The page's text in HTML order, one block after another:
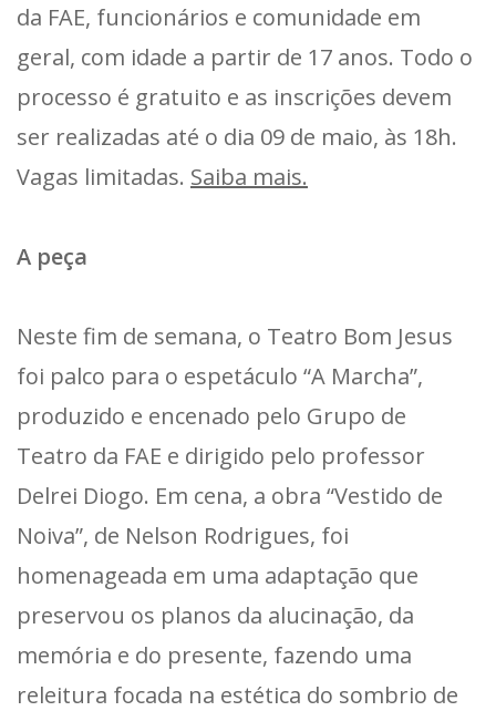
da FAE, funcionários e comunidade em
geral, com idade a partir de 17 anos. Todo o
processo é gratuito e as inscrições devem
ser realizadas até o dia 09 de maio, às 18h.
Vagas limitadas. Saiba mais.
A peça
Neste fim de semana, o Teatro Bom Jesus
foi palco para o espetáculo “A Marcha”,
produzido e encenado pelo Grupo de
Teatro da FAE e dirigido pelo professor
Delrei Diogo. Em cena, a obra “Vestido de
Noiva”, de Nelson Rodrigues, foi
homenageada em uma adaptação que
preservou os planos da alucinação, da
memória e do presente, fazendo uma
releitura focada na estética do sombrio de